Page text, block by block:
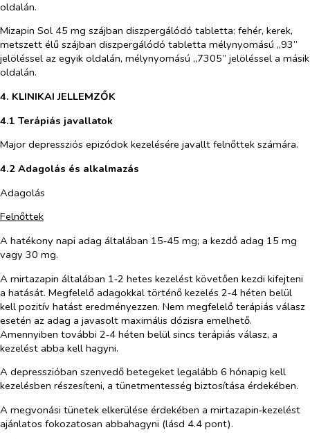
oldalán.
Mizapin Sol 45 mg szájban diszpergálódó tabletta: fehér, kerek,
metszett élű szájban diszpergálódó tabletta mélynyomású „93”
jelöléssel az egyik oldalán, mélynyomású „7305” jelöléssel a másik
oldalán.
4. KLINIKAI JELLEMZŐK
4.1 Terápiás javallatok
Major depressziós epizódok kezelésére javallt felnőttek számára.
4.2 Adagolás és alkalmazás
Adagolás
Felnőttek
A hatékony napi adag általában 15‑45 mg; a kezdő adag 15 mg
vagy 30 mg.
A mirtazapin általában 1‑2 hetes kezelést követően kezdi kifejteni
a hatását. Megfelelő adagokkal történő kezelés 2‑4 héten belül
kell pozitív hatást eredményezzen. Nem megfelelő terápiás válasz
esetén az adag a javasolt maximális dózisra emelhető.
Amennyiben további 2‑4 héten belül sincs terápiás válasz, a
kezelést abba kell hagyni.
A depresszióban szenvedő betegeket legalább 6 hónapig kell
kezelésben részesíteni, a tünetmentesség biztosítása érdekében.
A megvonási tünetek elkerülése érdekében a mirtazapin‑kezelést
ajánlatos fokozatosan abbahagyni (lásd 4.4 pont).